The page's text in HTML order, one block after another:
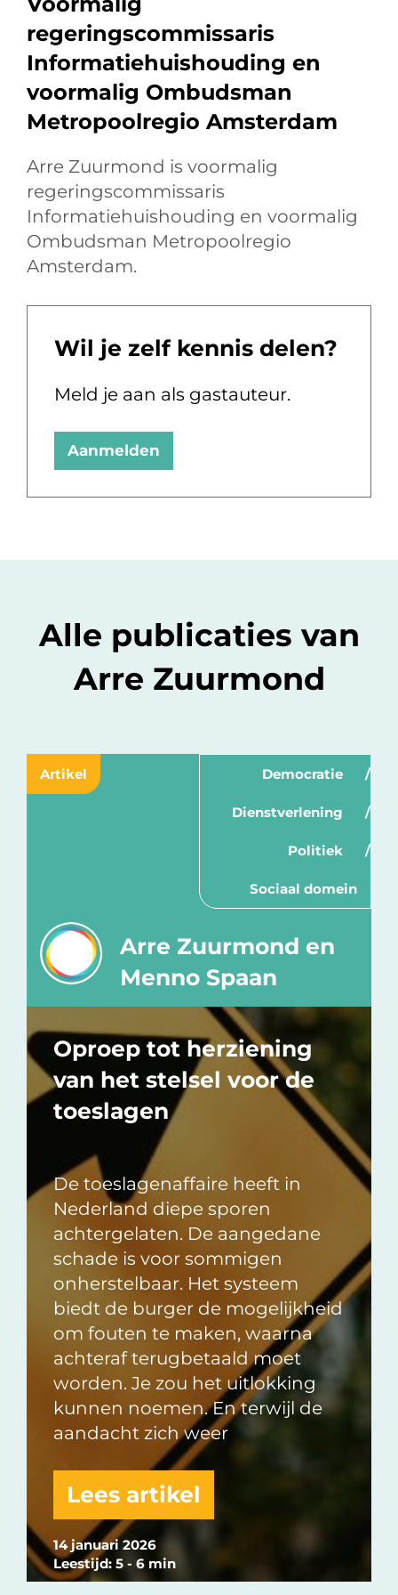
regeringscommissaris
Informatiehuishouding en
voormalig Ombudsman
Metropoolregio Amsterdam
Arre Zuurmond is voormalig
regeringscommissaris
Informatiehuishouding en voormalig
Ombudsman Metropoolregio
Amsterdam.
Wil je zelf kennis delen?
Meld je aan als gastauteur.
Aanmelden
Alle publicaties van
Arre Zuurmond
Artikel Democratie
Dienstverlening
Politiek
Sociaal domein
14 januari 2026
Leestijd: 5 - 6 min
Arre Zuurmond en
Menno Spaan
Oproep tot herziening
van het stelsel voor de
toeslagen
De toeslagenaffaire heeft in
Nederland diepe sporen
achtergelaten. De aangedane
schade is voor sommigen
onherstelbaar. Het systeem
biedt de burger de mogelijkheid
om fouten te maken, waarna
achteraf terugbetaald moet
worden. Je zou het uitlokking
kunnen noemen. En terwijl de
aandacht zich weer
Lees artikel